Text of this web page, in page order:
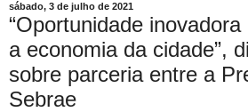
sábado, 3 de julho de 2021
“Oportunidade
a economia da cidade”,
sobre parceria entre a
Sebrae